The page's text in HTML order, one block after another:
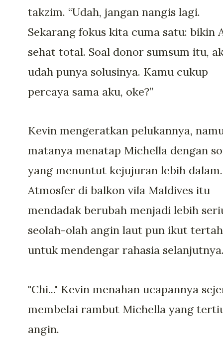
takzim. “Udah, jangan nangis lagi.
Sekarang fokus kita cuma satu: bikin
sehat total. Soal donor sumsum itu,
udah punya solusinya. Kamu cukup
percaya sama aku, oke?”
Kevin mengeratkan pelukannya,
matanya menatap Michella dengan
yang menuntut kejujuran lebih dalam.
Atmosfer di balkon vila Maldives itu
mendadak berubah menjadi lebih
seolah-olah angin laut pun ikut
untuk mendengar rahasia
"Chi..." Kevin menahan ucapannya
membelai rambut Michella yang
angin.